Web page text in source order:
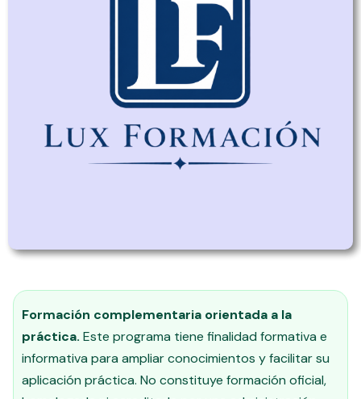
Formación complementaria orientada a la
práctica. Este programa tiene finalidad formativa e
informativa para ampliar conocimientos y facilitar su
aplicación práctica. No constituye formación oficial,